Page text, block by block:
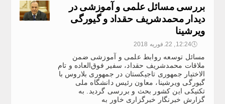
بررسی مسائل علمی و آموزشی در
دیدار محمدشریف حقداد و گیورگی
ویرشینا
🕔12:24, 22.فوریه 2018
مسائل توسعه روابط علمی و آموزشی ضمن
ملاقات محمدشریف حقداد، سفیر فوق‌العاده و تام
الاختیار جمهوری تاجیکستان در جمهوری بلاروس با
گیورگی ویرشینا، معاون رئیس دانشگاه ملی
تکنیکی این کشور بحث و بررسی گردید. به
گزارش خبرنگار خبرگزاری خاور به